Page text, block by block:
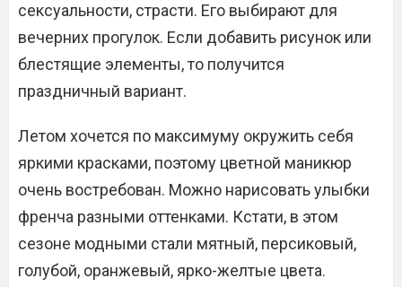
сексуальности, страсти. Его выбирают для
вечерних прогулок. Если добавить рисунок или
блестящие элементы, то получится
праздничный вариант.
Летом хочется по максимуму окружить себя
яркими красками, поэтому цветной маникюр
очень востребован. Можно нарисовать улыбки
френча разными оттенками. Кстати, в этом
сезоне модными стали мятный, персиковый,
голубой, оранжевый, ярко-желтые цвета.